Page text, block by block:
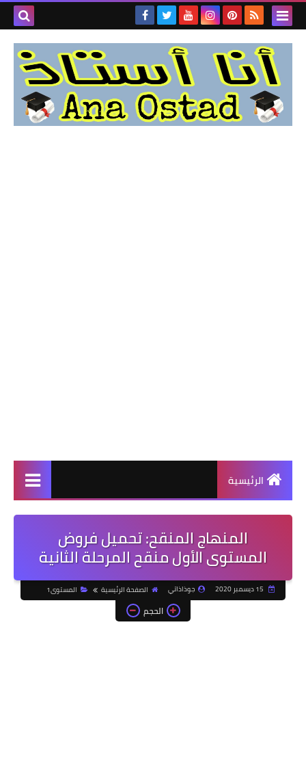
الرئيسية
المنهاج المنقح: تحميل فروض
المستوى الأول منقح المرحلة الثانية
جوذاذاتي الصفحة الرئيسية المستوى1
الحجم